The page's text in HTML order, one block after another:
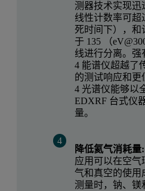
测器技术实现迅
线性计数率可超
死时间下），和
于 135 （
线进行分离。强
4 能谱仪超越了
的测试响应和更
4 光谱仪能够以
EDXRF 台式仪
量。
降低氦气消耗量:
应用可以在空气
气和真空的使用
测量时，钠、镁